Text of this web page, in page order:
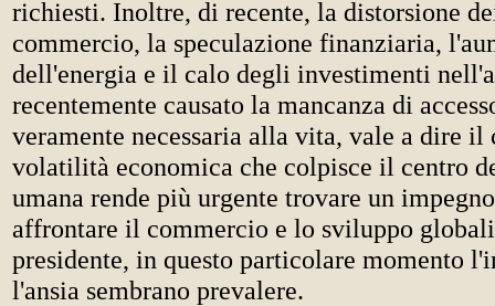
richiesti. Inoltre, di recente, la distorsione
commercio, la speculazione finanziaria,
dell'energia e il calo degli investimenti
recentemente causato la mancanza di
veramente necessaria alla vita, vale a dire il
volatilità economica che colpisce il centro
umana rende più urgente trovare un
affrontare il commercio e lo sviluppo
presidente, in questo particolare momento
l'ansia sembrano prevalere.